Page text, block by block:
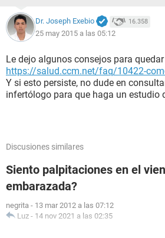
Dr. Joseph Exebio 16.358
25 may 2015 a las 05:12
Le dejo algunos consejos para
https://salud.ccm.net/faq/10422-
Y si esto persiste, no dude en
infertólogo para que haga un estudio
Discusiones similares
Siento palpitaciones en el
embarazada?
negrita - 13 mar 2012 a las 07:12
Luz - 14 nov 2021 a las 02:35